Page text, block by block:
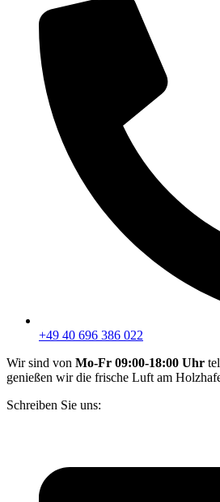
+49 40 696 386 022
Wir sind von Mo-Fr 09:00-18:00 Uhr
genießen wir die frische Luft am
Schreiben Sie uns: